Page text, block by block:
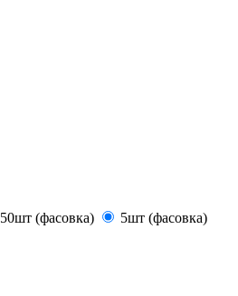
50шт (фасовка) 5шт (фасовка)